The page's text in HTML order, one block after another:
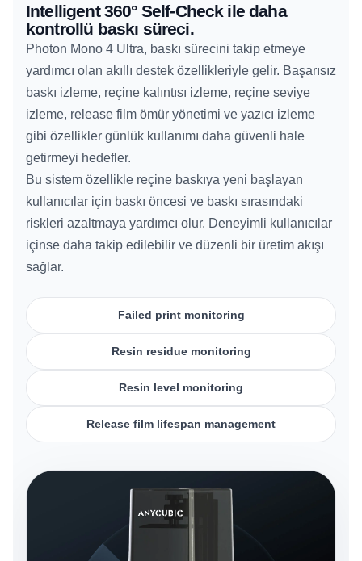
Intelligent 360° Self-Check ile daha
kontrollü baskı süreci.
Photon Mono 4 Ultra, baskı sürecini takip etmeye
yardımcı olan akıllı destek özellikleriyle gelir. Başarısız
baskı izleme, reçine kalıntısı izleme, reçine seviye
izleme, release film ömür yönetimi ve yazıcı izleme
gibi özellikler günlük kullanımı daha güvenli hale
getirmeyi hedefler.
Bu sistem özellikle reçine baskıya yeni başlayan
kullanıcılar için baskı öncesi ve baskı sırasındaki
riskleri azaltmaya yardımcı olur. Deneyimli kullanıcılar
içinse daha takip edilebilir ve düzenli bir üretim akışı
sağlar.
Failed print monitoring
Resin residue monitoring
Resin level monitoring
Release film lifespan management